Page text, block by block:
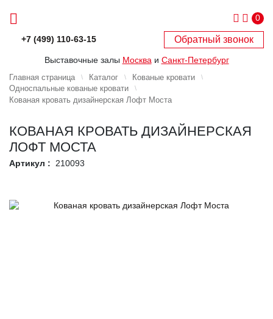
0
+7 (499) 110-63-15 Обратный звонок
Выставочные залы Москва и Санкт-Петербург
Главная страница Каталог
Кованые кровати
Односпальные кованые кровати
Кованая кровать дизайнерская Лофт Моста
КОВАНАЯ КРОВАТЬ ДИЗАЙНЕРСКАЯ
ЛОФТ МОСТА
Артикул : 210093